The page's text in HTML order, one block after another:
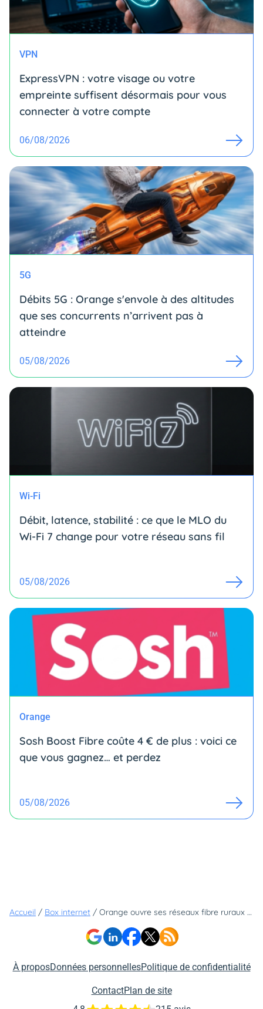
VPN
ExpressVPN : votre visage ou votre
empreinte suffisent désormais pour vous
connecter à votre compte
06/08/2026
5G
Débits 5G : Orange s'envole à des altitudes
que ses concurrents n’arrivent pas à
atteindre
05/08/2026
Wi-Fi
Débit, latence, stabilité : ce que le MLO du
Wi-Fi 7 change pour votre réseau sans fil
05/08/2026
Orange
Sosh Boost Fibre coûte 4 € de plus : voici ce
que vous gagnez… et perdez
05/08/2026
Accueil / Box internet / Orange ouvre ses réseaux fibre ruraux aux investisseurs
À proposDonnées personnellesPolitique de confidentialité
ContactPlan de site